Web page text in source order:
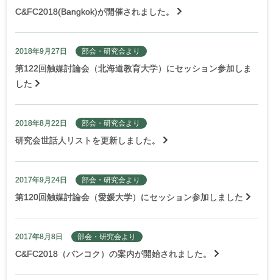
C&FC2018(Bangkok)が開催されました。
2018年9月27日 部会・研究会より
第122回触媒討論会（北海道教育大学）にセッション参加しま
した
2018年8月22日 部会・研究会より
研究会世話人リストを更新しました。
2017年9月24日 部会・研究会より
第120回触媒討論会（愛媛大学）にセッション参加しました
2017年8月8日 部会・研究会より
C&FC2018（バンコク）の案内が開始されました。